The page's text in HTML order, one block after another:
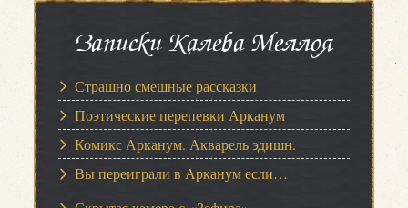
Записки Калеба Меллоя
Страшно смешные рассказки
Поэтические перепевки Арканум
Комикс Арканум. Акварель эдишн.
Вы переиграли в Арканум если…